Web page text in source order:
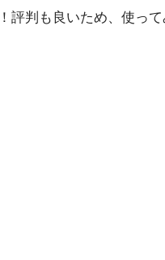
判も良いため、使って